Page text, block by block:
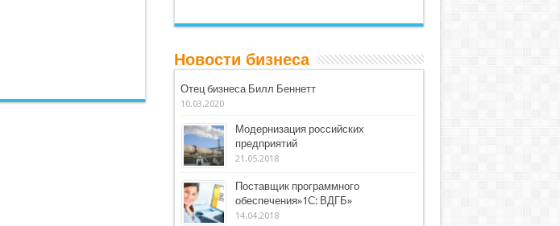
Новости бизнеса
Отец бизнеса Билл Беннетт
10.03.2020
Модернизация российских
предприятий
21.05.2018
Поставщик программного
обеспечения»1С: ВДГБ»
14.04.2018